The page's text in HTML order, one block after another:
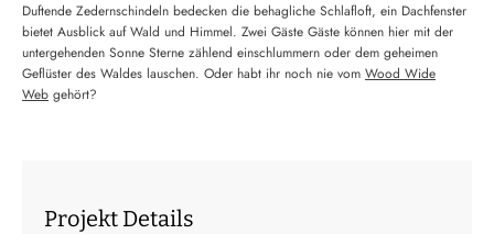
Duftende Zedernschindeln bedecken die behagliche Schlafloft, ein Dachfenster
bietet Ausblick auf Wald und Himmel. Zwei Gäste Gäste können hier mit der
untergehenden Sonne Sterne zählend einschlummern oder dem geheimen
Geflüster des Waldes lauschen. Oder habt ihr noch nie vom Wood Wide
Web gehört?
Projekt Details